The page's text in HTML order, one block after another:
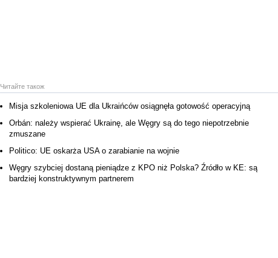
Читайте також
Misja szkoleniowa UE dla Ukraińców osiągnęła gotowość operacyjną
Orbán: należy wspierać Ukrainę, ale Węgry są do tego niepotrzebnie
zmuszane
Politico: UE oskarża USA o zarabianie na wojnie
Węgry szybciej dostaną pieniądze z KPO niż Polska? Źródło w KE: są
bardziej konstruktywnym partnerem